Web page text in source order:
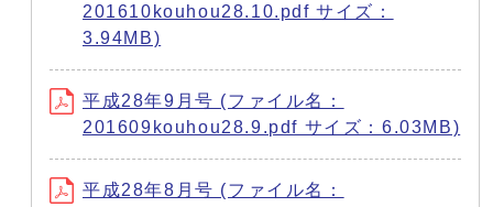
201610kouhou28.10.pdf サイズ：
3.94MB)
平成28年9月号 (ファイル名：
201609kouhou28.9.pdf サイズ：6.03MB)
平成28年8月号 (ファイル名：